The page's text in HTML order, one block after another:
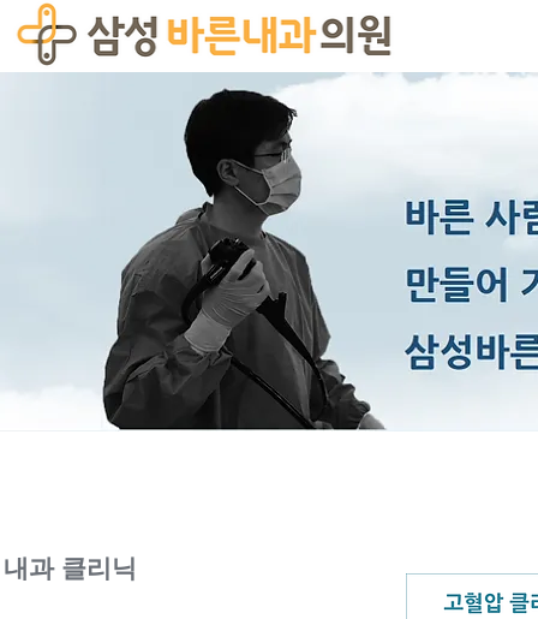
내과 클리닉